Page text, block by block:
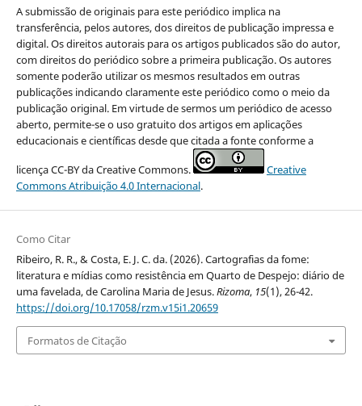
A submissão de originais para este periódico implica na
transferência, pelos autores, dos direitos de publicação impressa e
digital. Os direitos autorais para os artigos publicados são do autor,
com direitos do periódico sobre a primeira publicação. Os autores
somente poderão utilizar os mesmos resultados em outras
publicações indicando claramente este periódico como o meio da
publicação original. Em virtude de sermos um periódico de acesso
aberto, permite-se o uso gratuito dos artigos em aplicações
educacionais e científicas desde que citada a fonte conforme a
licença CC-BY da Creative Commons.
Creative
Commons Atribuição 4.0 Internacional.
Como Citar
Ribeiro, R. R., & Costa, E. J. C. da. (2026). Cartografias da fome:
literatura e mídias como resistência em Quarto de Despejo: diário de
uma favelada, de Carolina Maria de Jesus.Rizoma, 15(1), 26-42.
https://doi.org/10.17058/rzm.v15i1.20659
Formatos de Citação